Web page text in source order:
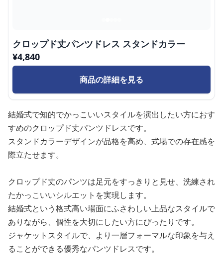
クロップド丈パンツドレス スタンドカラー
¥4,840
商品の詳細を見る
結婚式で知的でかっこいいスタイルを演出したい方におす
すめのクロップド丈パンツドレスです。
スタンドカラーデザインが品格を高め、式場での存在感を
際立たせます。
クロップド丈のパンツは足元をすっきりと見せ、洗練され
たかっこいいシルエットを実現します。
結婚式という格式高い場面にふさわしい上品なスタイルで
ありながら、個性を大切にしたい方にぴったりです。
ジャケットスタイルで、より一層フォーマルな印象を与え
ることができる優秀なパンツドレスです。